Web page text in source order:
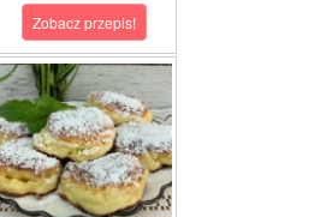
Zobacz przepis!